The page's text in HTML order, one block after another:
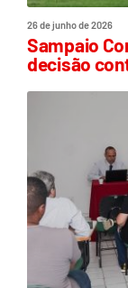
26 de junho de 2026
Sampaio
decisão